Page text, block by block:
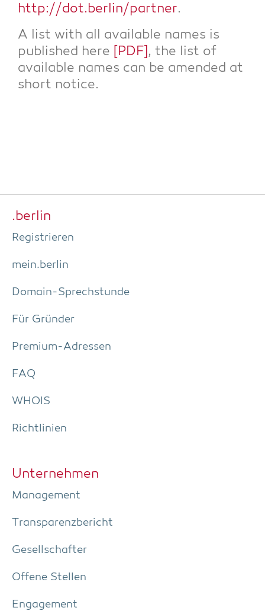
http://dot.berlin/partner.
A list with all available names is
published here
[PDF] , the list of
available names can be amen­ded at
short notice.
.ber­lin
Regis­trie­ren
mein.berlin
Domain-Sprech­stun­de
Für Grün­der
Pre­­mi­um-Adres­­sen
FAQ
WHOIS
Richt­li­ni­en
Unter­neh­men
Manage­ment
Trans­pa­renz­be­richt
Gesell­schaf­ter
Offe­ne Stellen
Enga­ge­ment